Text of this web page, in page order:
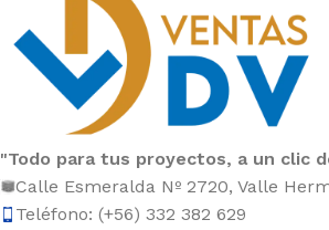
"Todo para tus proyectos, a un clic
Calle Esmeralda Nº 2720, Valle
Teléfono: (+56) 332 382 629